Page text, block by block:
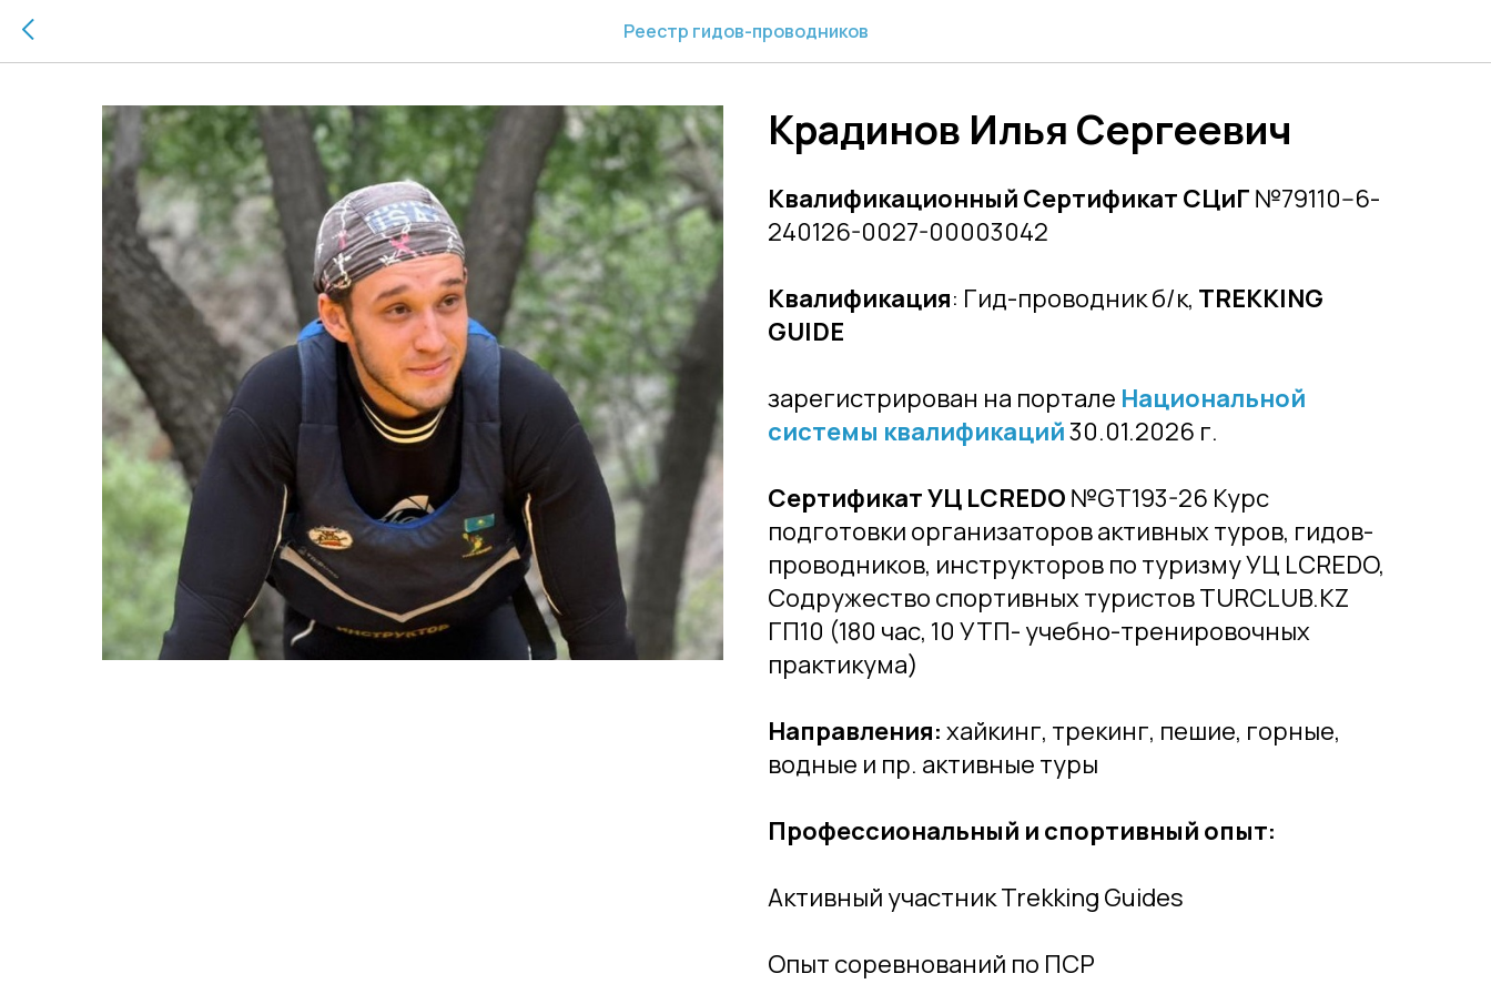
Реестр гидов-проводников
Крадинов Илья Сергеевич
Квалификационный Сертификат СЦиГ №79110--6-
240126-0027-00003042
Квалификация: Гид-проводник б/к, TREKKING
GUIDE
зарегистрирован на портале Национальной
системы квалификаций30.01.2026 г.
Сертификат УЦ LCREDO №GT193-26 Курс
подготовки организаторов активных туров, гидов-
проводников, инструкторов по туризму УЦ LCREDO,
Содружество спортивных туристов TURCLUB.KZ
ГП10 (180 час, 10 УТП- учебно-тренировочных
практикума)
Направления: хайкинг, трекинг, пешие, горные,
водные и пр. активные туры
Профессиональный и спортивный опыт:
Активный участник Trekking Guides
Опыт соревнований по ПСР